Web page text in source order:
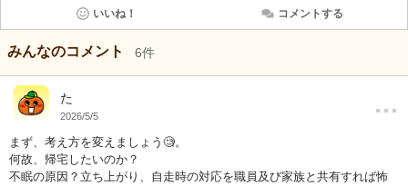
いいね！ コメントする
みんなのコメント 6件
た
2026/5/5 …
まず、考え方を変えましょう🧐。
何故、帰宅したいのか？
不眠の原因？立ち上がり、自走時の対応を職員及び家族と共有すれば怖